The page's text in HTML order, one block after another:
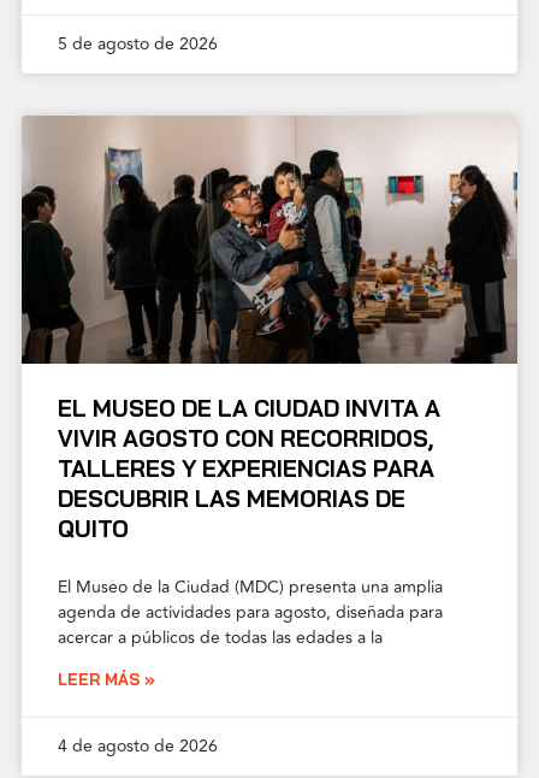
5 de agosto de 2026
EL MUSEO DE LA CIUDAD INVITA A
VIVIR AGOSTO CON RECORRIDOS,
TALLERES Y EXPERIENCIAS PARA
DESCUBRIR LAS MEMORIAS DE
QUITO
El Museo de la Ciudad (MDC) presenta una amplia
agenda de actividades para agosto, diseñada para
acercar a públicos de todas las edades a la
LEER MÁS »
4 de agosto de 2026